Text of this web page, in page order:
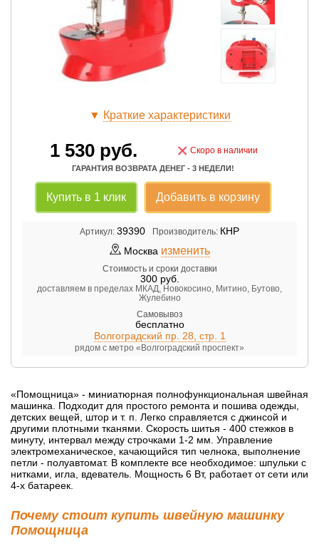
▼ Краткие характеристики
1 530руб. × Скоро в наличии
ГАРАНТИЯ ВОЗВРАТА ДЕНЕГ - 3 НЕДЕЛИ!
Купить в 1 клик Добавить в корзину
Артикул: 39390 Производитель: КНР
Москва изменить
Стоимость и сроки доставки
300руб.
доставляем в пределах МКАД, Новокосино, Митино, Бутово,
Жулебино
Самовывоз
бесплатно
Волгоградский пр. 28, стр. 1
рядом с метро «Волгоградский проспект»
«Помощница» - миниатюрная полнофункциональная швейная
машинка. Подходит для простого ремонта и пошива одежды,
детских вещей, штор и т. п. Легко справляется с джинсой и
другими плотными тканями. Скорость шитья - 400 стежков в
минуту, интервал между строчками 1-2 мм. Управление
электромеханическое, качающийся тип челнока, выполнение
петли - полуавтомат. В комплекте все необходимое: шпульки с
нитками, игла, вдеватель. Мощность 6 Вт, работает от сети или
4-х батареек.
Почему стоит купить швейную машинку
Помощница